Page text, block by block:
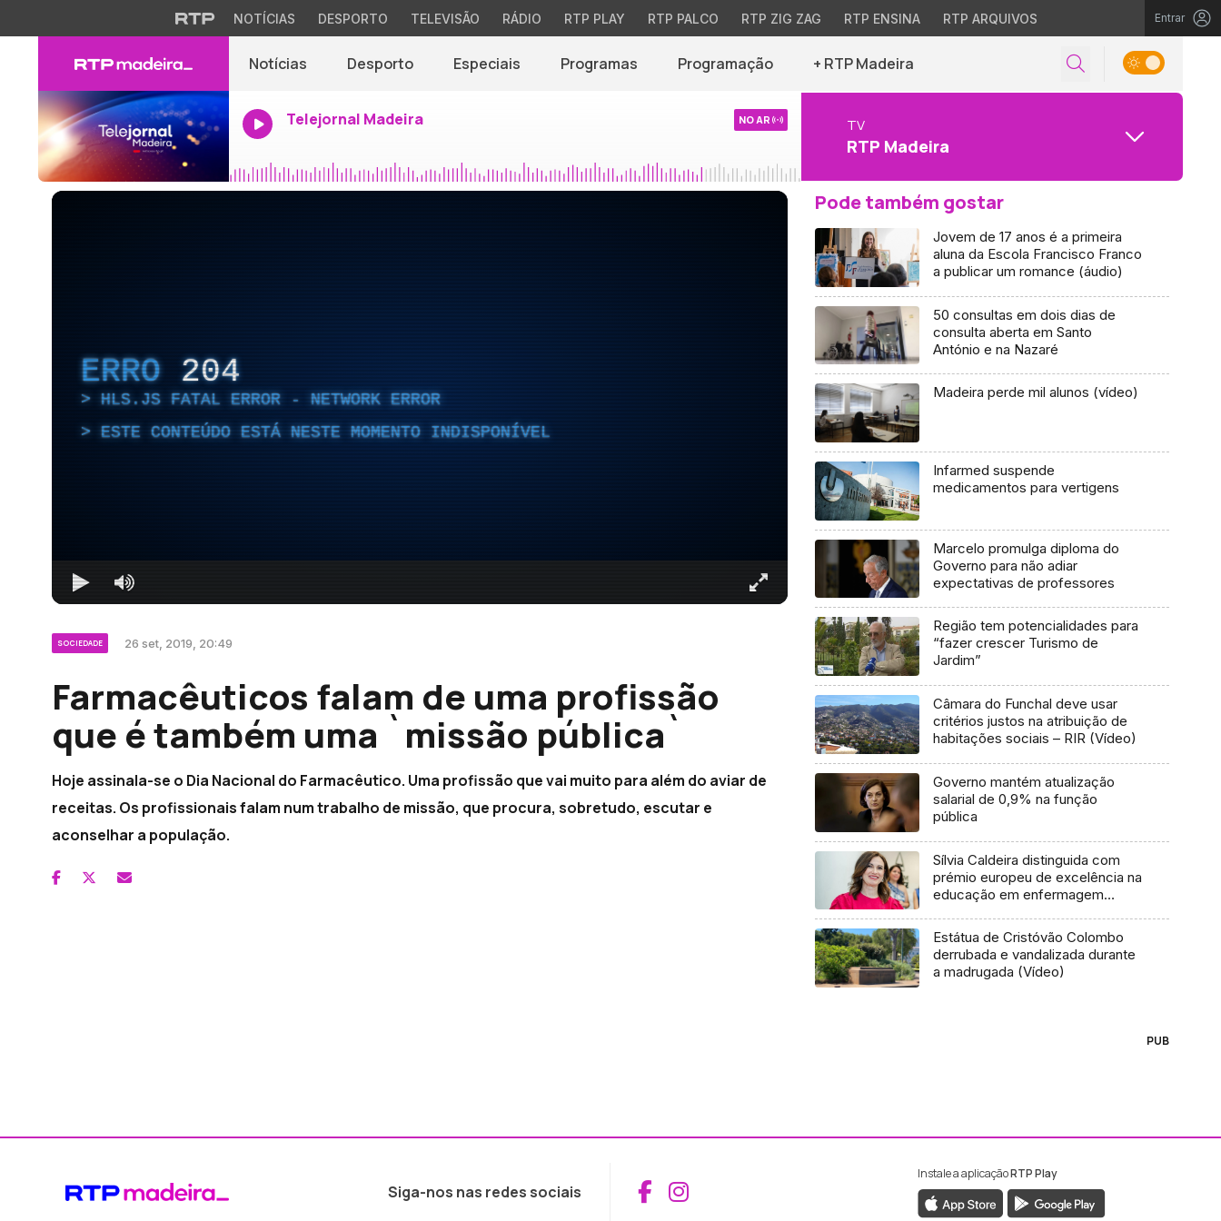
NOTÍCIAS DESPORTO TELEVISÃO RÁDIO RTP PLAY RTP PALCO RTP ZIG ZAG RTP ENSINA RTP ARQUIVOS Entrar
Notícias Desporto Especiais Programas Programação + RTP Madeira
Telejornal Madeira NO AR TV
RTP Madeira
ERRO 204
HLS.JS FATAL ERROR - NETWORK ERROR
ESTE CONTEÚDO ESTÁ NESTE MOMENTO INDISPONÍVEL
SOCIEDADE 26 set, 2019, 20:49
Farmacêuticos falam de uma profissão
que é também uma `missão pública`
Hoje assinala-se o Dia Nacional do Farmacêutico. Uma profissão que vai muito para além do aviar de
receitas. Os profissionais falam num trabalho de missão, que procura, sobretudo, escutar e
aconselhar a população.
Pode também gostar
Jovem de 17 anos é a primeira
aluna da Escola Francisco Franco
a publicar um romance (áudio)
50 consultas em dois dias de
consulta aberta em Santo
António e na Nazaré
Madeira perde mil alunos (vídeo)
Infarmed suspende
medicamentos para vertigens
Marcelo promulga diploma do
Governo para não adiar
expectativas de professores
Região tem potencialidades para
“fazer crescer Turismo de
Jardim”
Câmara do Funchal deve usar
critérios justos na atribuição de
habitações sociais – RIR (Vídeo)
Governo mantém atualização
salarial de 0,9% na função
pública
Sílvia Caldeira distinguida com
prémio europeu de excelência na
educação em enfermagem
Estátua de Cristóvão Colombo
derrubada e vandalizada durante
a madrugada (Vídeo)
PUB
Siga-nos nas redes sociais Aceder ao Facebook da RTP Madeira
Aceder ao Instagram da RTP Madeira
Instale a aplicaçãoRTP Play